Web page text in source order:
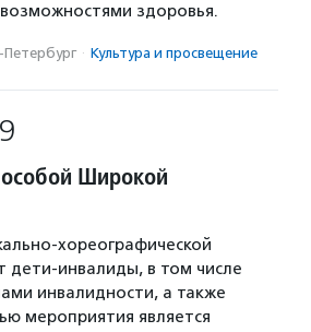
здоровья.
Петербург · Культура и просвещение
Широкой
хореографической
дети-инвалиды, в том числе
инвалидности, а также
мероприятия является